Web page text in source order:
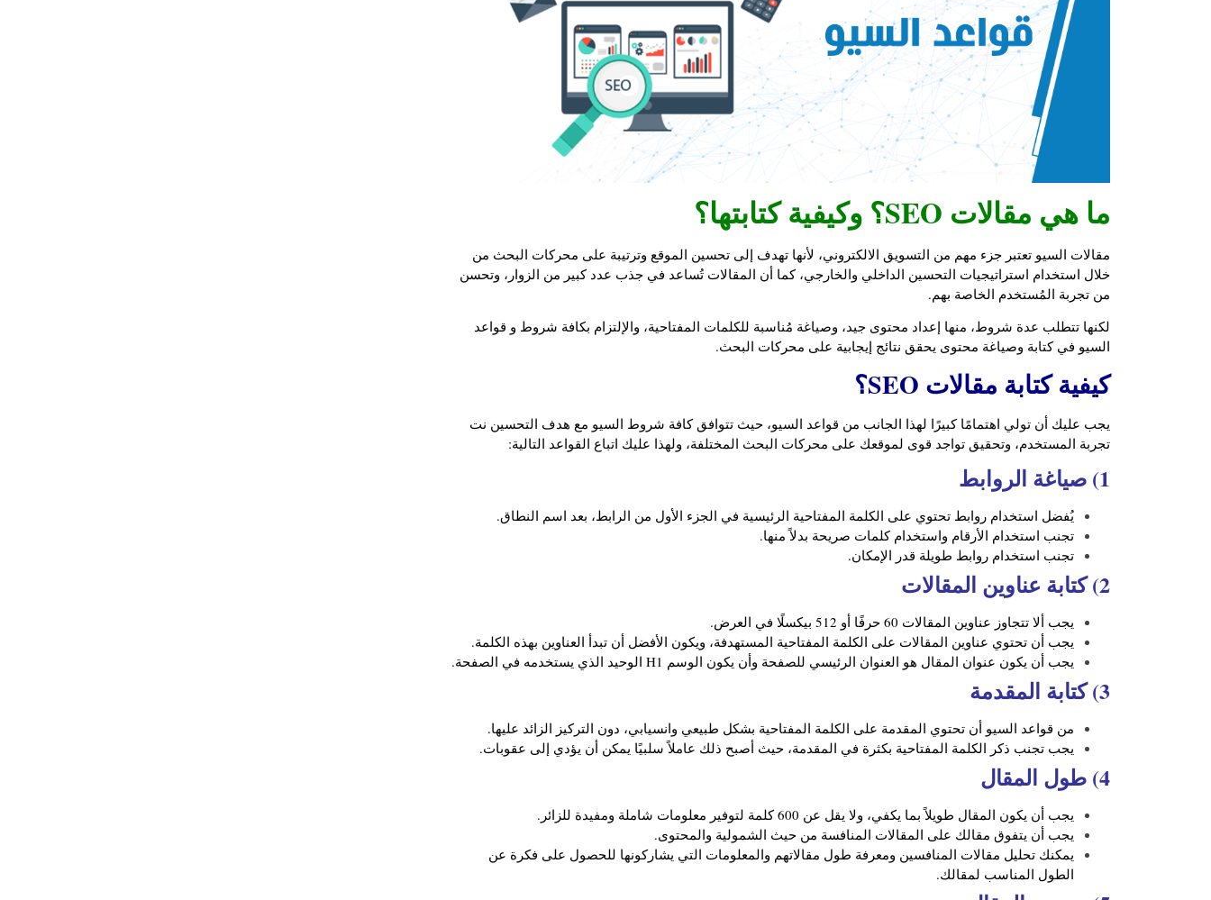
ما هي مقالات SEO؟ وكيفية كتابتها؟
مقالات السيو تعتبر جزء مهم من التسويق الالكتروني، لأنها تهدف إلى تحسين الموقع وترتيبة على محركات البحث من
خلال استخدام استراتيجيات التحسين الداخلي والخارجي، كما أن المقالات تُساعد في جذب عدد كبير من الزوار، وتحسن
من تجربة المُستخدم الخاصة بهم.
لكنها تتطلب عدة شروط، منها إعداد محتوى جيد، وصياغة مُناسبة للكلمات المفتاحية، والإلتزام بكافة شروط و قواعد
السيو في كتابة وصياغة محتوى يحقق نتائج إيجابية على محركات البحث.
كيفية كتابة مقالات SEO؟
يجب عليك أن تولي اهتمامًا كبيرًا لهذا الجانب من قواعد السيو، حيث تتوافق كافة شروط السيو مع هدف التحسين نت
تجربة المستخدم، وتحقيق تواجد قوى لموقعك على محركات البحث المختلفة، ولهذا عليك اتباع القواعد التالية:
1) صياغة الروابط
يُفضل استخدام روابط تحتوي على الكلمة المفتاحية الرئيسية في الجزء الأول من الرابط، بعد اسم النطاق.
تجنب استخدام الأرقام واستخدام كلمات صريحة بدلاً منها.
تجنب استخدام روابط طويلة قدر الإمكان.
2) كتابة عناوين المقالات
يجب ألا تتجاوز عناوين المقالات 60 حرفًا أو 512 بيكسلًا في العرض.
يجب أن تحتوي عناوين المقالات على الكلمة المفتاحية المستهدفة، ويكون الأفضل أن تبدأ العناوين بهذه الكلمة.
يجب أن يكون عنوان المقال هو العنوان الرئيسي للصفحة وأن يكون الوسم H1 الوحيد الذي يستخدمه في الصفحة.
3) كتابة المقدمة
من قواعد السيو أن تحتوي المقدمة على الكلمة المفتاحية بشكل طبيعي وانسيابي، دون التركيز الزائد عليها.
يجب تجنب ذكر الكلمة المفتاحية بكثرة في المقدمة، حيث أصبح ذلك عاملاً سلبيًا يمكن أن يؤدي إلى عقوبات.
4) طول المقال
يجب أن يكون المقال طويلاً بما يكفي، ولا يقل عن 600 كلمة لتوفير معلومات شاملة ومفيدة للزائر.
يجب أن يتفوق مقالك على المقالات المنافسة من حيث الشمولية والمحتوى.
يمكنك تحليل مقالات المنافسين ومعرفة طول مقالاتهم والمعلومات التي يشاركونها للحصول على فكرة عن
الطول المناسب لمقالك.